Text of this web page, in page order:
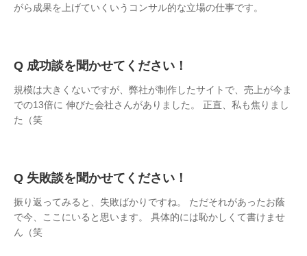
がら成果を上げていくいうコンサル的な立場の仕事です。
成功談を聞かせてください！
規模は大きくないですが、弊社が制作したサイトで、売上が今ま
での13倍に 伸びた会社さんがありました。 正直、私も焦りまし
た（笑
失敗談を聞かせてください！
振り返ってみると、失敗ばかりですね。 ただそれがあったお蔭
で今、ここにいると思います。 具体的には恥かしくて書けませ
ん（笑